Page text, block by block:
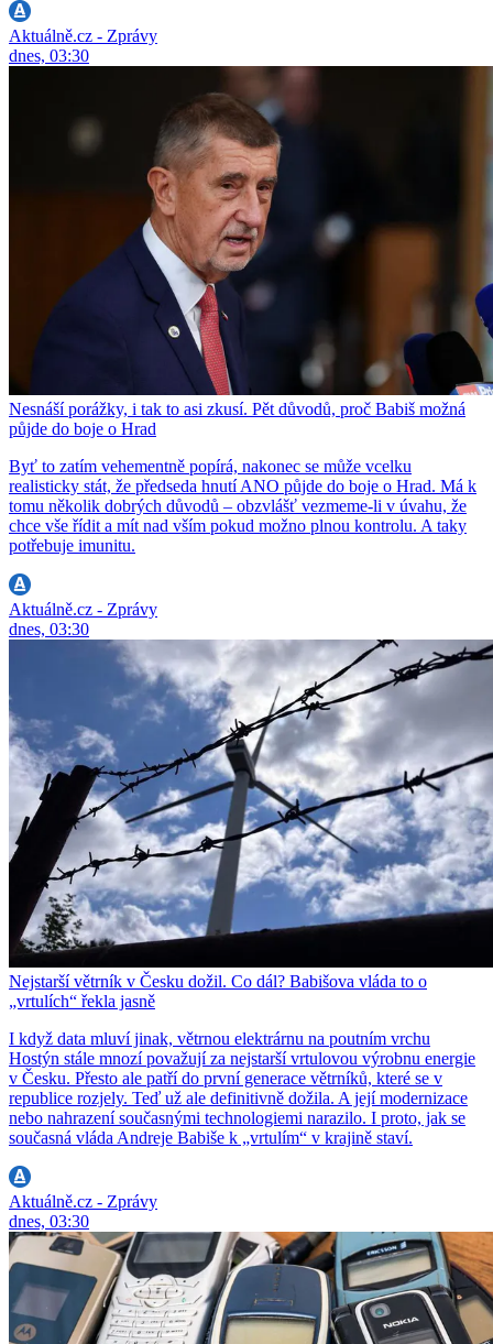
Aktuálně.cz - Zprávy
dnes, 03:30
Nesnáší porážky, i tak to asi zkusí. Pět důvodů, proč Babiš možná
půjde do boje o Hrad
Byť to zatím vehementně popírá, nakonec se může vcelku
realisticky stát, že předseda hnutí ANO půjde do boje o Hrad. Má k
tomu několik dobrých důvodů – obzvlášť vezmeme-li v úvahu, že
chce vše řídit a mít nad vším pokud možno plnou kontrolu. A taky
potřebuje imunitu.
Aktuálně.cz - Zprávy
dnes, 03:30
Nejstarší větrník v Česku dožil. Co dál? Babišova vláda to o
„vrtulích“ řekla jasně
I když data mluví jinak, větrnou elektrárnu na poutním vrchu
Hostýn stále mnozí považují za nejstarší vrtulovou výrobnu energie
v Česku. Přesto ale patří do první generace větrníků, které se v
republice rozjely. Teď už ale definitivně dožila. A její modernizace
nebo nahrazení současnými technologiemi narazilo. I proto, jak se
současná vláda Andreje Babiše k „vrtulím“ v krajině staví.
Aktuálně.cz - Zprávy
dnes, 03:30